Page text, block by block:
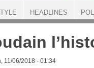
11/06/2018 - 01:34
HEADLINES